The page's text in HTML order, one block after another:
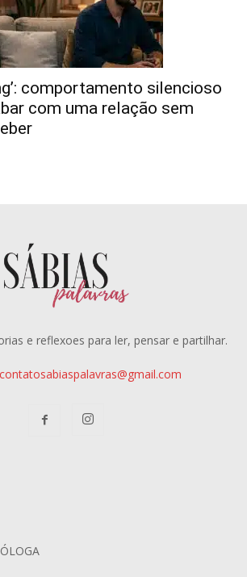
comportamento silencioso
com uma relação sem
e reflexoes para ler, pensar e partilhar.
contatosabiaspalavras@gmail.com